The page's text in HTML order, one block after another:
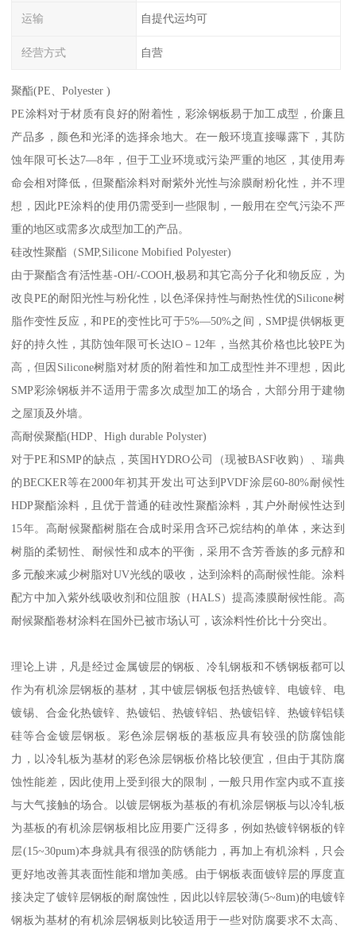
运输 自提代运均可
经营方式 自营
聚酯(PE、Polyester )
PE涂料对于材质有良好的附着性，彩涂钢板易于加工成型，价廉且
产品多，颜色和光泽的选择余地大。在一般环境直接曝露下，其防
蚀年限可长达7—8年，但于工业环境或污染严重的地区，其使用寿
命会相对降低，但聚酯涂料对耐紫外光性与涂膜耐粉化性，并不理
想，因此PE涂料的使用仍需受到一些限制，一般用在空气污染不严
重的地区或需多次成型加工的产品。
硅改性聚酯（SMP,Silicone Mobified Polyester)
由于聚酯含有活性基-OH/-COOH,极易和其它高分子化和物反应，为
改良PE的耐阳光性与粉化性，以色泽保持性与耐热性优的Silicone树
脂作变性反应，和PE的变性比可于5%—50%之间，SMP提供钢板更
好的持久性，其防蚀年限可长达lO－12年，当然其价格也比较PE为
高，但因Silicone树脂对材质的附着性和加工成型性并不理想，因此
SMP彩涂钢板并不适用于需多次成型加工的场合，大部分用于建物
之屋顶及外墙。
高耐侯聚酯(HDP、High durable Polyster)
对于PE和SMP的缺点，英国HYDRO公司（现被BASF收购）、瑞典
的BECKER等在2000年初其开发出可达到PVDF涂层60-80%耐候性
HDP聚酯涂料，且优于普通的硅改性聚酯涂料，其户外耐候性达到
15年。高耐候聚酯树脂在合成时采用含环己烷结构的单体，来达到
树脂的柔韧性、耐候性和成本的平衡，采用不含芳香族的多元醇和
多元酸来减少树脂对UV光线的吸收，达到涂料的高耐候性能。涂料
配方中加入紫外线吸收剂和位阻胺（HALS）提高漆膜耐候性能。高
耐候聚酯卷材涂料在国外已被市场认可，该涂料性价比十分突出。
理论上讲，凡是经过金属镀层的钢板、冷轧钢板和不锈钢板都可以
作为有机涂层钢板的基材，其中镀层钢板包括热镀锌、电镀锌、电
镀锡、合金化热镀锌、热镀铝、热镀锌铝、热镀铝锌、热镀锌铝镁
硅等合金镀层钢板。彩色涂层钢板的基板应具有较强的防腐蚀能
力，以冷轧板为基材的彩色涂层钢板价格比较便宜，但由于其防腐
蚀性能差，因此使用上受到很大的限制，一般只用作室内或不直接
与大气接触的场合。以镀层钢板为基板的有机涂层钢板与以冷轧板
为基板的有机涂层钢板相比应用要广泛得多，例如热镀锌钢板的锌
层(15~30pum)本身就具有很强的防锈能力，再加上有机涂料，只会
更好地改善其表面性能和增加美感。由于钢板表面镀锌层的厚度直
接决定了镀锌层钢板的耐腐蚀性，因此以锌层较薄(5~8um)的电镀锌
钢板为基材的有机涂层钢板则比较适用于一些对防腐要求不太高、